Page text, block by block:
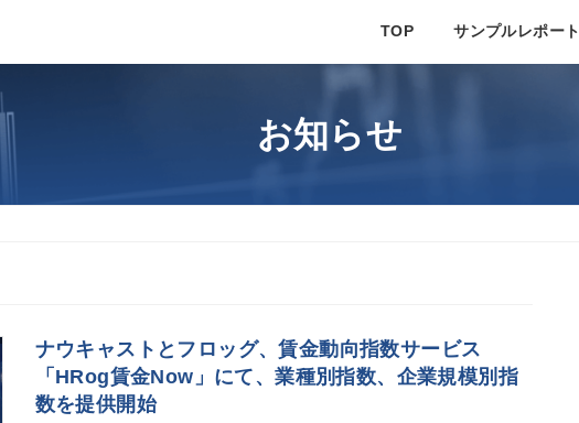
TOP サンプルレポート
お知らせ
ナウキャストとフロッグ、賃金動向指数サービス
「HRog賃金Now」にて、業種別指数、企業規模別指
数を提供開始